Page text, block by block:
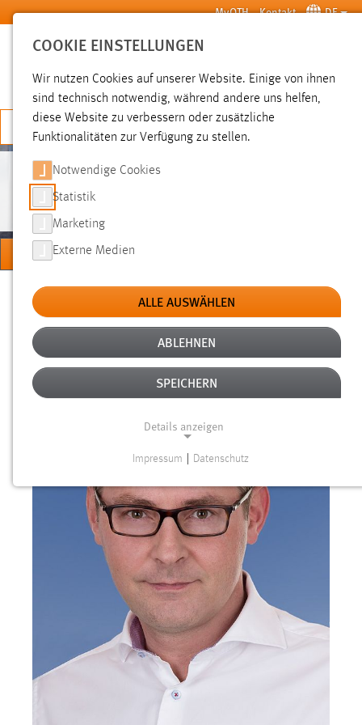
Zum Hauptinhalt springen MyOTH Kontakt DE
SUCHE
JETZT BEWERBEN
PERSONEN
Sie sind hier:
Hochschule Personen
COOKIE EINSTELLUNGEN
Wir nutzen Cookies auf unserer Website. Einige von ihnen
sind technisch notwendig, während andere uns helfen,
diese Website zu verbessern oder zusätzliche
Funktionalitäten zur Verfügung zu stellen.
Notwendige Cookies
Statistik
Marketing
Externe Medien
ALLE AUSWÄHLEN
ABLEHNEN
SPEICHERN
Details anzeigen
Notwendige Cookies ermöglichen grundlegende
Funktionen und sind für die einwandfreie Funktion der
Website erforderlich.
Einverständnis
cookie_consent
Zweck:
Dieser Cookie speichert die ausgewählten Einverständnis-
Optionen des Benutzers
Impressum Datenschutz